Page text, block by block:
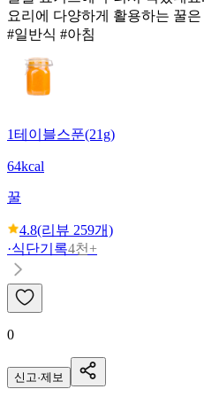
요리에 다양하게 활용하는 꿀
#일반식 #아침
1테이블스푼(21g)
64kcal
꿀
4.8(리뷰 259개)
·식단기록4천+
0
신고·제보